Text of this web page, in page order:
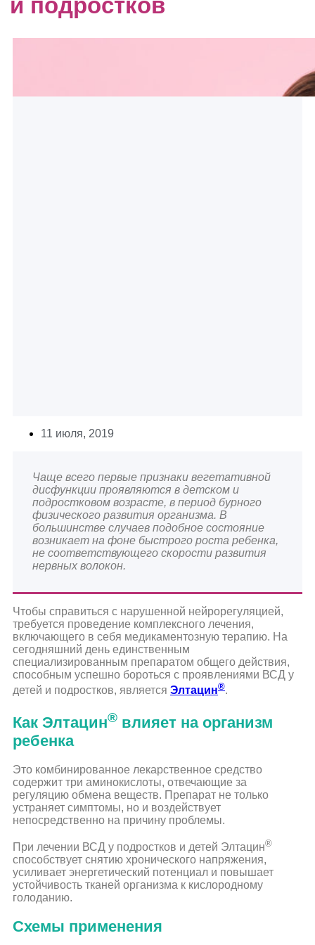
11 июля, 2019
Чаще всего первые признаки вегетативной
дисфункции проявляются в детском и
подростковом возрасте, в период бурного
физического развития организма. В
большинстве случаев подобное состояние
возникает на фоне быстрого роста ребенка,
не соответствующего скорости развития
нервных волокон.
Чтобы справиться с нарушенной нейрорегуляцией,
требуется проведение комплексного лечения,
включающего в себя медикаментозную терапию. На
сегодняшний день единственным
специализированным препаратом общего действия,
способным успешно бороться с проявлениями ВСД у
детей и подростков, является Элтацин®.
Как Элтацин® влияет на организм
ребенка
Это комбинированное лекарственное средство
содержит три аминокислоты, отвечающие за
регуляцию обмена веществ. Препарат не только
устраняет симптомы, но и воздействует
непосредственно на причину проблемы.
При лечении ВСД у подростков и детей Элтацин®
способствует снятию хронического напряжения,
усиливает энергетический потенциал и повышает
устойчивость тканей организма к кислородному
голоданию.
Схемы применения